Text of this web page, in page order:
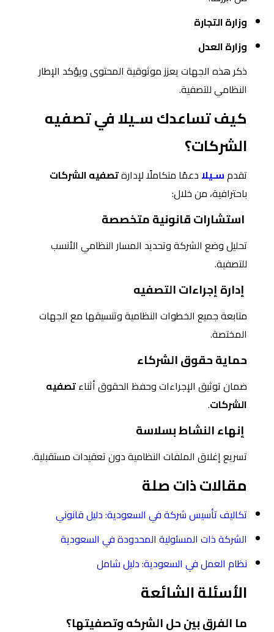
وزارة التجارة
وزارة العدل
ذكر هذه الجهات يعزز موثوقية المحتوى ويؤكد الإطار
النظامي للتصفية.
كيف تساعدك سـيلا في تصفيه
الشركات؟
تقدمسـيلا دعمًا متكاملًا لإدارةتصفيه الشركات
باحترافية، من خلال:
استشارات قانونية متخصصة
تحليل وضع الشركة وتحديد المسار النظامي الأنسب
للتصفية.
إدارة إجراءات التصفيه
متابعة جميع الخطوات النظامية وتنسيقها مع الجهات
المختصة.
حماية حقوق الشركاء
ضمان توثيق الإجراءات وحفظ الحقوق أثناءتصفيه
الشركات.
إنهاء النشاط بسلاسة
تسريع إغلاق الملفات النظامية دون تعقيدات مستقبلية.
مقالات ذات صلة
تكاليف تأسيس شركة في السعودية: دليل قانوني
الشركة ذات المسئولية المحدودة في السعودية
نظام العمل في السعودية: دليل شامل
الأسئلة الشائعة
ما الفرق بين حل الشركه وتصفيتها؟